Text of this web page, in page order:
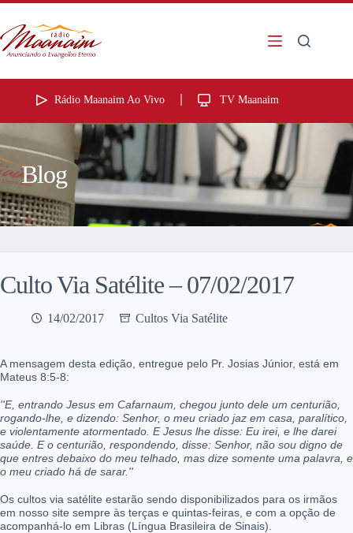
Rádio Maanaim Ao Vivo TV Maanaim
Blog
Culto Via Satélite – 07/02/2017
14/02/2017 Cultos Via Satélite
A mensagem desta edição, entregue pelo Pr. Josias Júnior, está em
Mateus 8:5-8:
''E, entrando Jesus em Cafarnaum, chegou junto dele um centurião,
rogando-lhe, e dizendo: Senhor, o meu criado jaz em casa, paralítico,
e violentamente atormentado . E Jesus lhe disse: Eu irei, e lhe darei
saúde. E o centurião, respondendo, disse: Senhor, não sou digno de
que entres debaixo do meu telhado, mas dize somente uma palavra, e
o meu criado há de sarar.''
Os cultos via satélite estarão sendo disponibilizados para os irmãos
em nosso site sempre às terças e quintas-feiras, e com a opção de
acompanhá-lo em Libras (Língua Brasileira de Sinais).